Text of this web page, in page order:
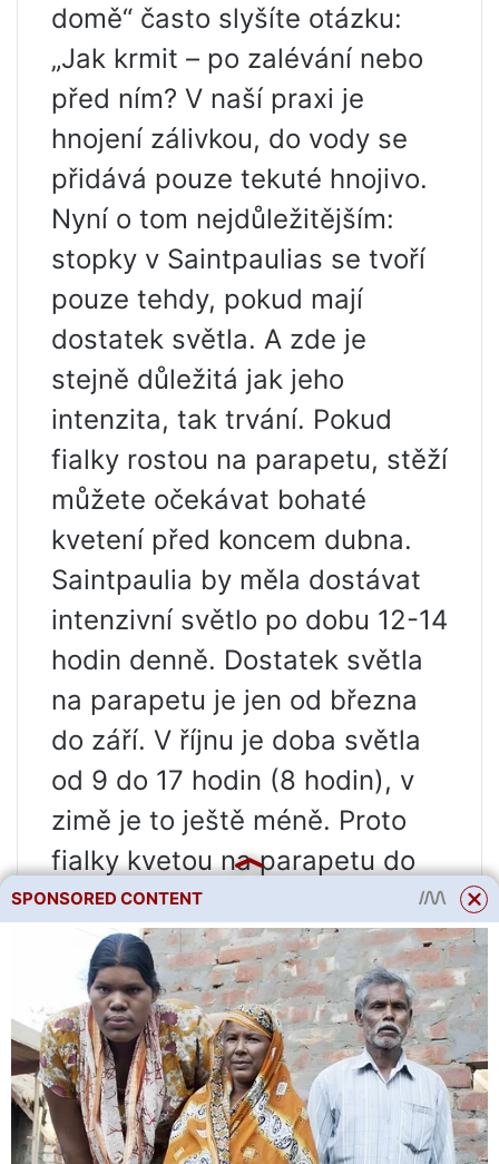
domě“ často slyšíte otázku:
„Jak krmit – po zalévání nebo
před ním? V naší praxi je
hnojení zálivkou, do vody se
přidává pouze tekuté hnojivo.
Nyní o tom nejdůležitějším:
stopky v Saintpaulias se tvoří
pouze tehdy, pokud mají
dostatek světla. A zde je
stejně důležitá jak jeho
intenzita, tak trvání. Pokud
fialky rostou na parapetu, stěží
můžete očekávat bohaté
kvetení před koncem dubna.
Saintpaulia by měla dostávat
intenzivní světlo po dobu 12-14
hodin denně. Dostatek světla
na parapetu je jen od března
do září. V říjnu je doba světla
od 9 do 17 hodin (8 hodin), v
zimě je to ještě méně. Proto
fialky kvetou na parapetu do
května – po dvou měsících
normálního osvětlení (březen a
duben) tato doba stačí k
založení stopky a jejímu
rozvoji. Na policích, kde jsou
Saintpaulias osvětleny 12-14
hodin denně po celý rok,
SPONSORED CONTENT